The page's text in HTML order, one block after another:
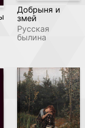
Добрыня и
змей
Русская
былина